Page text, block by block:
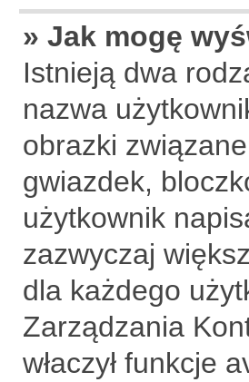
» Jak mogę
Istnieją dwa
nazwa
obrazki
gwiazdek,
użytkownik
zazwyczaj
dla każdego
Zarządzania
właczył funkcje